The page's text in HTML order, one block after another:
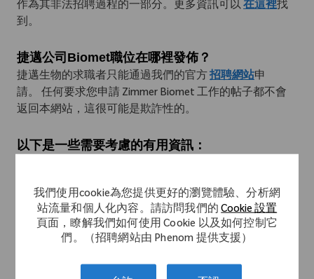
我們使用cookie為您提供更好的瀏覽體驗、分析網
站流量和個人化內容。請訪問我們的Cookie 設置
頁面，瞭解我們如何使用 Cookie 以及如何控制它
們。（招聘網站由 Phenom 提供支援）
作為其非法招聘過程的一部分。更多資訊可以在這裡找
到。
捷邁公司Biomet職位在哪裡發佈？
捷邁生物的求職者只能通過我們的官方 招聘網站申
請。 任何要求您申請 Zimmer Biomet 工作的帖子都不會
返回本網站，這很可能是欺詐性的。
以下是一些需要考慮的有用資訊：
該域的電子郵件聯繫都可能是欺詐性的。
在遴選過程中，捷邁生物通常以面對面或虛擬方式
進行面試。 但是，Zimmer Biomet不使用
台進行採訪。 在這些聊天平台上進行的任何採訪都